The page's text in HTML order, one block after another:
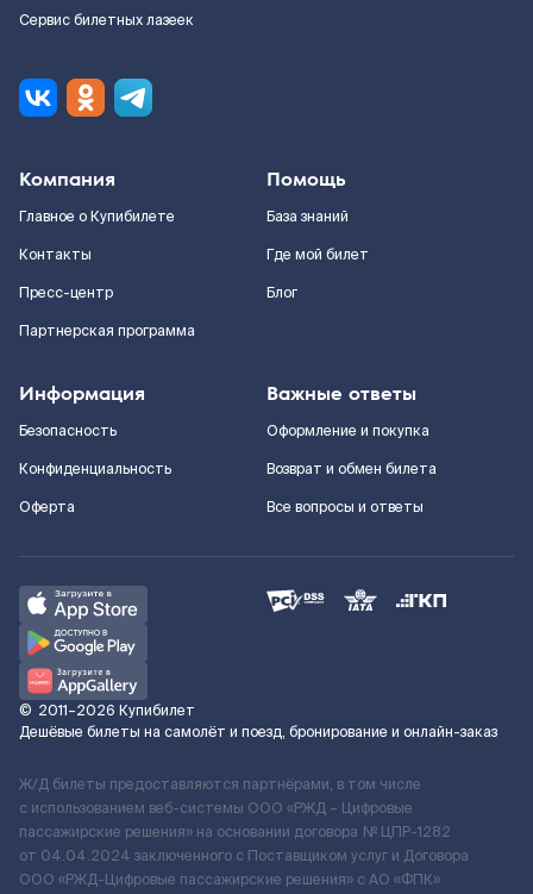
Сервис билетных лазеек
Компания
Главное о Купибилете
Контакты
Пресс-центр
Партнерская программа
Помощь
База знаний
Где мой билет
Блог
Информация
Безопасность
Конфиденциальность
Оферта
Важные ответы
Оформление и покупка
Возврат и обмен билета
Все вопросы и ответы
© 2011–2026 Купибилет
Дешёвые билеты на самолёт и поезд, бронирование и онлайн-заказ
Ж/Д билеты предоставляются партнёрами, в том числе
с использованием веб-системы ООО «РЖД – Цифровые
пассажирские решения» на основании договора № ЦПР-1282
от 04.04.2024 заключенного с Поставщиком услуг и Договора
ООО «РЖД-Цифровые пассажирские решения» c АО «ФПК»